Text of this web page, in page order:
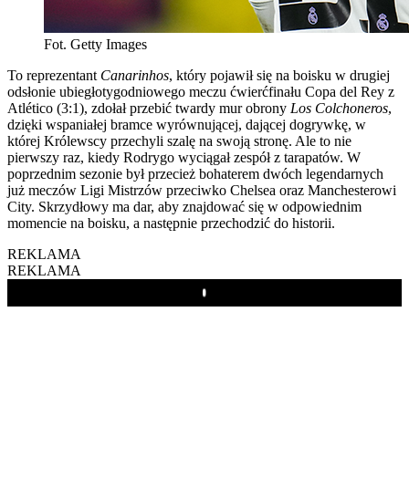
Fot. Getty Images
To reprezentant Canarinhos, który pojawił się na boisku w drugiej
odsłonie ubiegłotygodniowego meczu ćwierćfinału Copa del Rey z
Atlético (3:1), zdołał przebić twardy mur obrony Los Colchoneros,
dzięki wspaniałej bramce wyrównującej, dającej dogrywkę, w
której Królewscy przechyli szalę na swoją stronę. Ale to nie
pierwszy raz, kiedy Rodrygo wyciągał zespół z tarapatów. W
poprzednim sezonie był przecież bohaterem dwóch legendarnych
już meczów Ligi Mistrzów przeciwko Chelsea oraz Manchesterowi
City. Skrzydłowy ma dar, aby znajdować się w odpowiednim
momencie na boisku, a następnie przechodzić do historii.
REKLAMA
REKLAMA
Play